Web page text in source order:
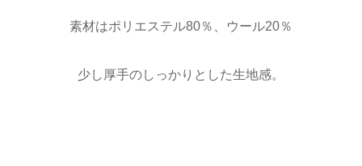
素材はポリエステル80％、ウール20％
少し厚手のしっかりとした生地感。